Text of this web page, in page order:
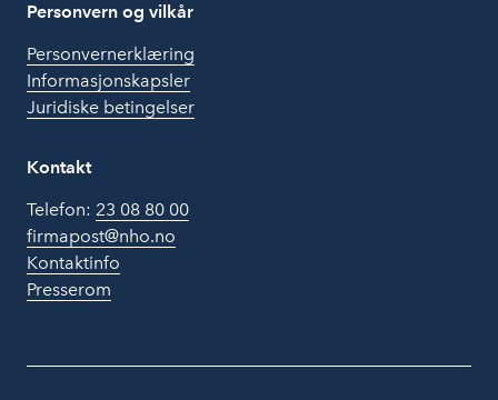
Personvern og vilkår
Personvernerklæring
Informasjonskapsler
Juridiske betingelser
Kontakt
Telefon: 23 08 80 00
firmapost@nho.no
Kontaktinfo
Presserom